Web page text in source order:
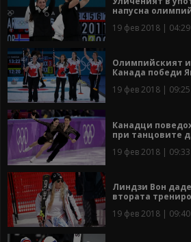
напусна
19 фев 2018 | 04:29
Олимпийският
Канада победи
19 фев 2018 | 09:25
Канадци
при танцовите
19 фев 2018 | 09:33
Линдзи Вон
втората
19 фев 2018 | 09:40